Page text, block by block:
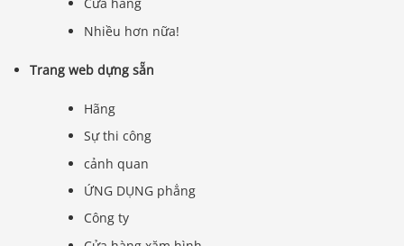
Cửa hàng
Nhiều hơn nữa!
Trang web dựng sẵn
Hãng
Sự thi công
cảnh quan
ỨNG DỤNG phẳng
Công ty